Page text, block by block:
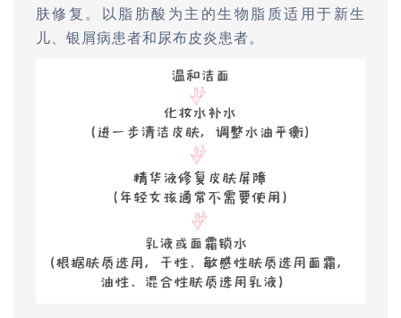
肤修复。以脂肪酸为主的生物脂质适用于新生
儿、银屑病患者和尿布皮炎患者。